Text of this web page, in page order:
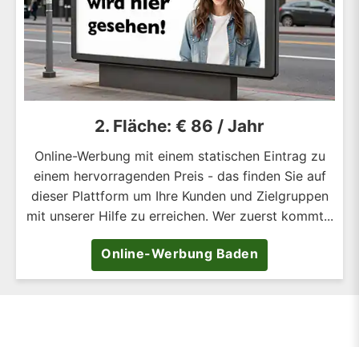
2. Fläche: € 86 / Jahr
Online-Werbung mit einem statischen Eintrag zu
einem hervorragenden Preis - das finden Sie auf
dieser Plattform um Ihre Kunden und Zielgruppen
mit unserer Hilfe zu erreichen. Wer zuerst kommt...
Online-Werbung Baden